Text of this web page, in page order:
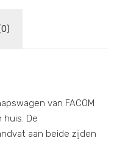
van FACOM
huis. De
aan beide zijden